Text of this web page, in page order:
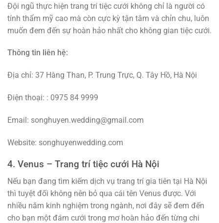
Đội ngũ thực hiện trang trí tiệc cưới không chỉ là người có
tính thẩm mỹ cao mà còn cực kỳ tận tâm và chỉn chu, luôn
muốn đem đến sự hoàn hảo nhất cho không gian tiệc cưới.
Thông tin liên hệ:
Địa chỉ: 37 Hàng Than, P. Trung Trực, Q. Tây Hồ, Hà Nội
Điện thoại: : 0975 84 9999
Email: songhuyen.wedding@gmail.com
Website: songhuyenwedding.com
4. Venus – Trang trí tiệc cưới Hà Nội
Nếu bạn đang tìm kiếm dịch vụ trang trí gia tiên tại Hà Nội
thì tuyệt đối không nên bỏ qua cái tên Venus được. Với
nhiều năm kinh nghiệm trong ngành, nơi đây sẽ đem đến
cho bạn một đám cưới trong mơ hoàn hảo đến từng chi